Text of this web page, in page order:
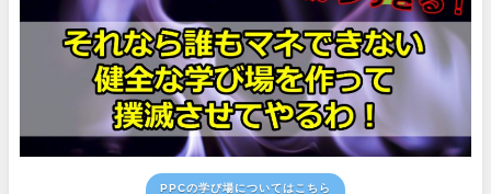
PPCの学び場についてはこちら